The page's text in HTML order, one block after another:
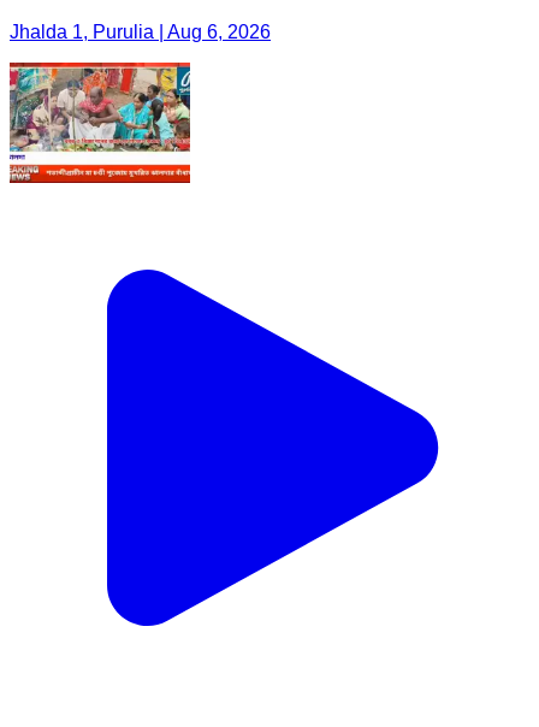
Jhalda 1, Purulia | Aug 6, 2026